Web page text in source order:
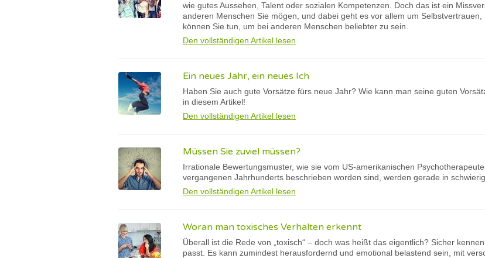
wie gutes Aussehen, Talent oder sozialen Kompetenzen. Doch das ist ein
anderen Menschen Sie mögen, und dabei geht es vor allem um
können Sie tun, um bei anderen Menschen beliebter zu sein.
Den vollständigen Artikel lesen
Ein neues Jahr, ein neues Ich
Haben Sie auch gute Vorsätze fürs neue Jahr? Wie kann man seine guten
in diesem Artikel!
Den vollständigen Artikel lesen
Müssen Sie zuviel müssen?
Irrationale Bewertungsmuster, wie sie vom US-amerikanischen
vergangenen Jahrhunderts beschrieben worden sind, werden gerade in
Den vollständigen Artikel lesen
Woran man toxisches Verhalten erkennt
Überall ist die Rede von „toxisch“ – doch was heißt das eigentlich? Sicher
passt. Es kann zumindest herausfordernd und emotional belastend sein, mit